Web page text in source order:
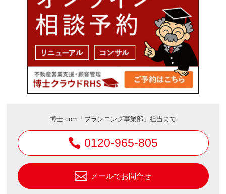
博士.com「プランニング事業部」担当まで
0120-965-805
メールでお問合せ